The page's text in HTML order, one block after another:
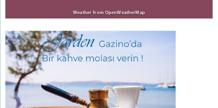
Weather from OpenWeatherMap